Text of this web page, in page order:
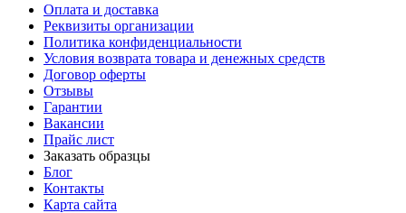
Оплата и доставка
Реквизиты организации
Политика конфиденциальности
Условия возврата товара и денежных средств
Договор оферты
Отзывы
Гарантии
Вакансии
Прайс лист
Заказать образцы
Блог
Контакты
Карта сайта